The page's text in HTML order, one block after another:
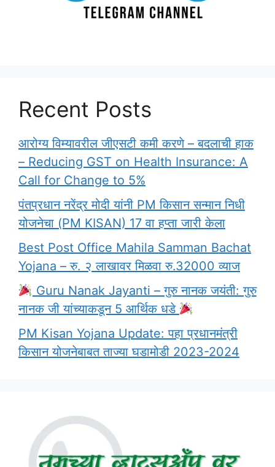
Recent Posts
आरोग्य विम्यावरील जीएसटी कमी करणे – बदलाची हाक
– Reducing GST on Health Insurance: A
Call for Change to 5%
पंतप्रधान नरेंद्र मोदी यांनी PM किसान सन्मान निधी
योजनेचा (PM KISAN) 17 वा हप्ता जारी केला
Best Post Office Mahila Samman Bachat
Yojana – रु. २ लाखावर मिळवा रु.32000 व्याज
Guru Nanak Jayanti – गुरु नानक जयंती: गुरु
नानक जी यांच्याकडून 5 आर्थिक धडे
PM Kisan Yojana Update: पहा प्रधानमंत्री
किसान योजनेबाबत ताज्या घडामोडी 2023-2024